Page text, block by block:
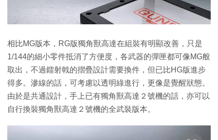
相比MG版本，RG版獨角獸高達在組裝有明顯改善，只是
1/144的細小零件抵消了方便度，各武器的彈匣都可像MG般
取出，不過鐳射戟的摺疊設計需要換件，但已比HG版進步
得多。滲線的話，可考慮以透明綠進行，更像是覺醒狀態。
由於是共通設計，手上已有獨角獸高達２號機的話，亦可以
自行換裝獨角獸高達２號機的全武裝版本。